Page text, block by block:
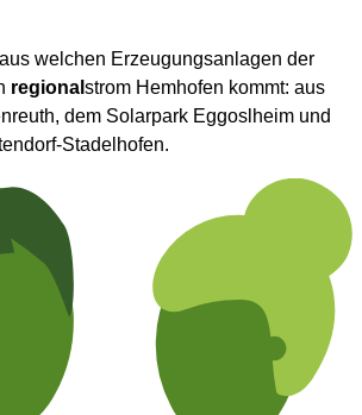
welchen Erzeugungsanlagen der
regional strom Hemhofen kommt: aus
dem Solarpark Eggoslheim und
Stadelhofen.